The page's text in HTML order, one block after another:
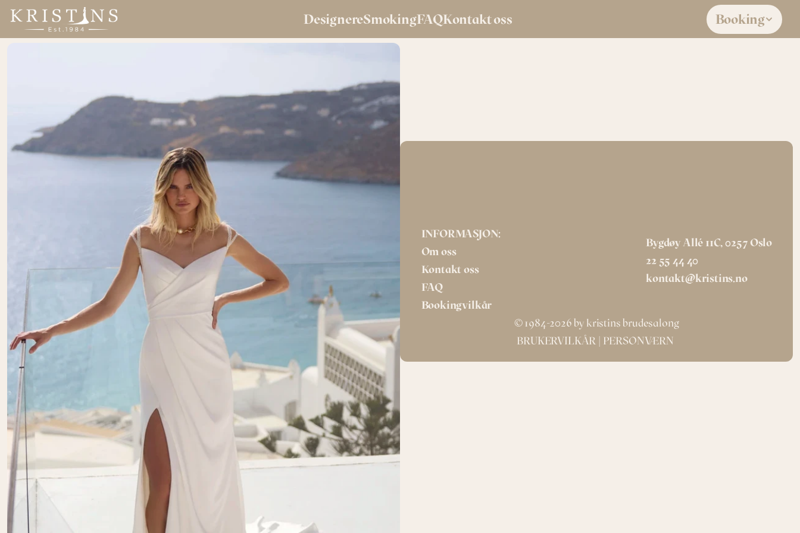
DesignereSmokingFAQKontakt oss Booking
INFORMASJON:
Om oss
Kontakt oss
FAQ
Bookingvilkår
Bygdøy Allé 11C, 0257 Oslo
22 55 44 40
kontakt@kristins.no
© 1984-2026 by kristins brudesalong
BRUKERVILKÅR PERSONVÆRN